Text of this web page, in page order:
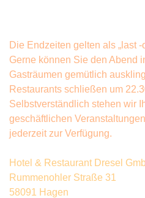
Die Endzeiten gelten als „last
Gerne können Sie den Abend
Gasträumen gemütlich
Restaurants schließen um
Selbstverständlich stehen wir
geschäftlichen
jederzeit zur Verfügung.
Hotel & Restaurant Dresel
Rummenohler Straße 31
58091 Hagen